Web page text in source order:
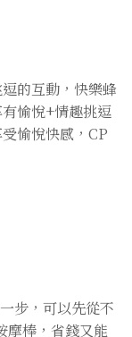
的互動，快樂蜂
愉悅+情趣挑逗
愉悅快感，CP
步，可以先從不
摩棒，省錢又能